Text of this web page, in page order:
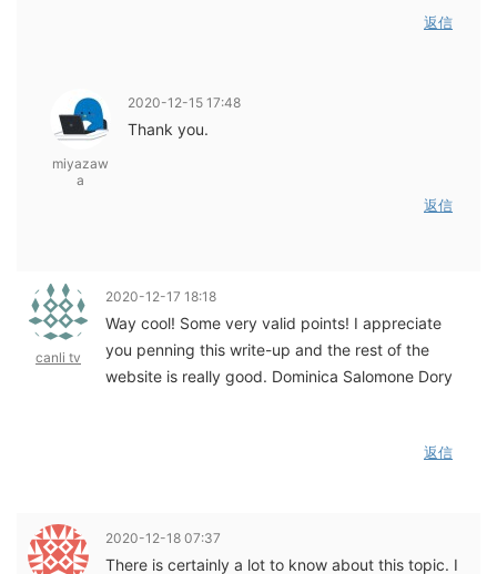
返信
miyazaw
a
2020-12-15 17:48
Thank you.
返信
canli tv
2020-12-17 18:18
Way cool! Some very valid points! I appreciate
you penning this write-up and the rest of the
website is really good. Dominica Salomone Dory
返信
2020-12-18 07:37
There is certainly a lot to know about this topic. I